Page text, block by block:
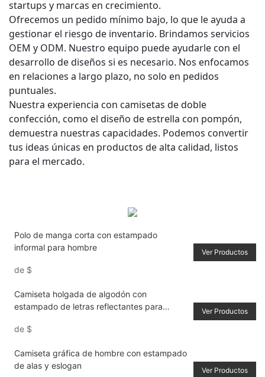
startups y marcas en crecimiento.
Ofrecemos un pedido mínimo bajo, lo que le ayuda a
gestionar el riesgo de inventario. Brindamos servicios
OEM y ODM. Nuestro equipo puede ayudarle con el
desarrollo de diseños si es necesario. Nos enfocamos
en relaciones a largo plazo, no solo en pedidos
puntuales.
Nuestra experiencia con camisetas de doble
confección, como el diseño de estrella con pompón,
demuestra nuestras capacidades. Podemos convertir
tus ideas únicas en productos de alta calidad, listos
para el mercado.
Polo de manga corta con estampado
informal para hombre
de $
Ver Productos
Camiseta holgada de algodón con
estampado de letras reflectantes para
de $
Ver Productos
Camiseta gráfica de hombre con estampado
de alas y eslogan
Ver Productos